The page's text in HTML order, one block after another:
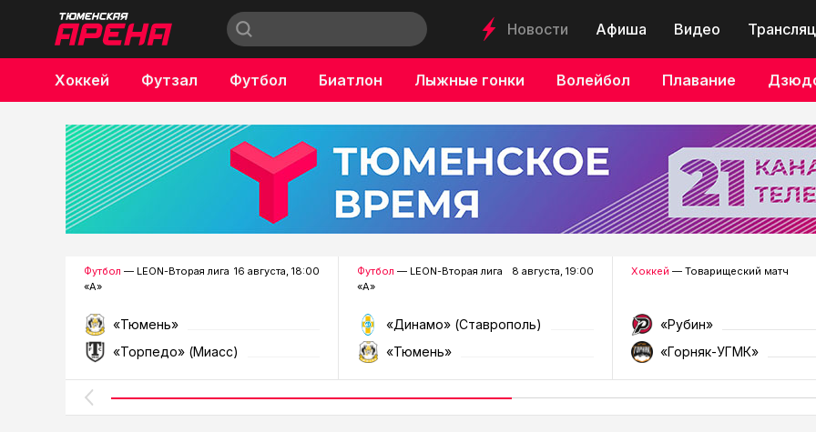
Новости Афиша Видео
Хоккей Футзал Футбол Биатлон Лыжные гонки Волейбол Плавание
Бокс
Футбол — LEON-Вторая лига
«А»
16 августа, 18:00
«Тюмень»
«Торпедо» (Миасс)
Футбол — LEON-Вторая лига
«А»
8 августа, 19:00
«Динамо» (Ставрополь)
«Тюмень»
Хоккей — Товарищеский матч
«Рубин»
«Горняк-УГМК»